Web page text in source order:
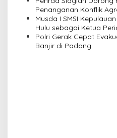
Penanganan Konflik
Musda I SMSI
Hulu sebagai Ketua
Polri Gerak Cepat
Banjir di Padang